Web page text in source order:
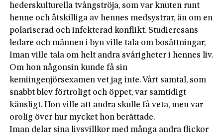
hederskulturella tvångströja, som var knuten runt
henne och åtskilliga av hennes medsystrar, än om en
polariserad och infekterad konflikt. Studieresans
ledare och männen i byn ville tala om bosättningar,
Iman ville tala om helt andra svårigheter i hennes liv.
Om hon någonsin kunde få sin
kemiingenjörsexamen vet jag inte. Vårt samtal, som
snabbt blev förtroligt och öppet, var samtidigt
känsligt. Hon ville att andra skulle få veta, men var
orolig över hur mycket hon berättade.
Iman delar sina livsvillkor med många andra flickor